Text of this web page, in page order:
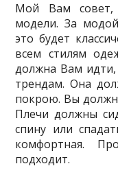
Мой Вам совет,
модели. За
это будет
всем стилям
должна Вам
трендам. Она
покрою. Вы
Плечи должны
спину или
комфортная.
подходит.